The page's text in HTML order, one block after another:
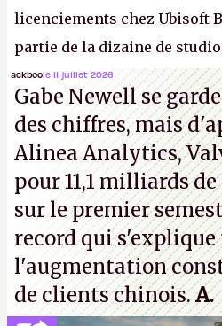
licenciements chez Ubisoft
partie de la dizaine de
travaillé sur cetAssassin's
d'Ubisoft Singapour.A.
ackboole 11 juillet 2026
Gabe Newell se
des chiffres, mais
Alinea Analytics,
pour 11,1 milliards
sur le premier
record qui
l'augmentation
de clients chinois.A.